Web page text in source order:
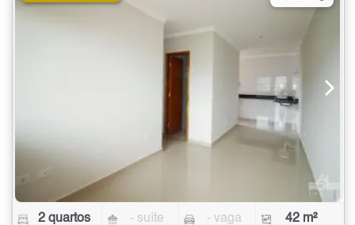
2 quartos - suíte - vaga 42 m²